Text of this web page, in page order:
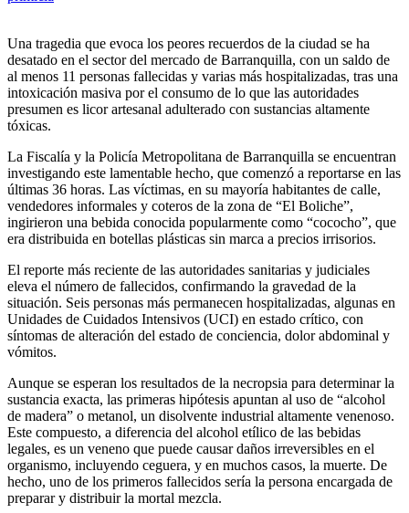
Una tragedia que evoca los peores recuerdos de la ciudad se ha
desatado en el sector del mercado de Barranquilla, con un saldo de
al menos 11 personas fallecidas y varias más hospitalizadas, tras una
intoxicación masiva por el consumo de lo que las autoridades
presumen es licor artesanal adulterado con sustancias altamente
tóxicas.
La Fiscalía y la Policía Metropolitana de Barranquilla se encuentran
investigando este lamentable hecho, que comenzó a reportarse en las
últimas 36 horas. Las víctimas, en su mayoría habitantes de calle,
vendedores informales y coteros de la zona de “El Boliche”,
ingirieron una bebida conocida popularmente como “cococho”, que
era distribuida en botellas plásticas sin marca a precios irrisorios.
El reporte más reciente de las autoridades sanitarias y judiciales
eleva el número de fallecidos, confirmando la gravedad de la
situación. Seis personas más permanecen hospitalizadas, algunas en
Unidades de Cuidados Intensivos (UCI) en estado crítico, con
síntomas de alteración del estado de conciencia, dolor abdominal y
vómitos.
Aunque se esperan los resultados de la necropsia para determinar la
sustancia exacta, las primeras hipótesis apuntan al uso de “alcohol
de madera” o metanol, un disolvente industrial altamente venenoso.
Este compuesto, a diferencia del alcohol etílico de las bebidas
legales, es un veneno que puede causar daños irreversibles en el
organismo, incluyendo ceguera, y en muchos casos, la muerte. De
hecho, uno de los primeros fallecidos sería la persona encargada de
preparar y distribuir la mortal mezcla.